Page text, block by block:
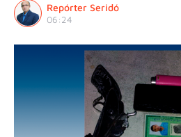
Repórter Seridó
06:24